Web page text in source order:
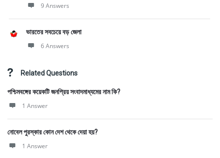
9 Answers
ভারতের সবচেয়ে বড় জেলা
6 Answers
Related Questions
পশ্চিমবঙ্গের কয়েকটি জনপ্রিয় সংবাদমাধ্যমের নাম কি?
1 Answer
নোবেল পুরস্কার কোন দেশ থেকে দেয়া হয়?
1 Answer